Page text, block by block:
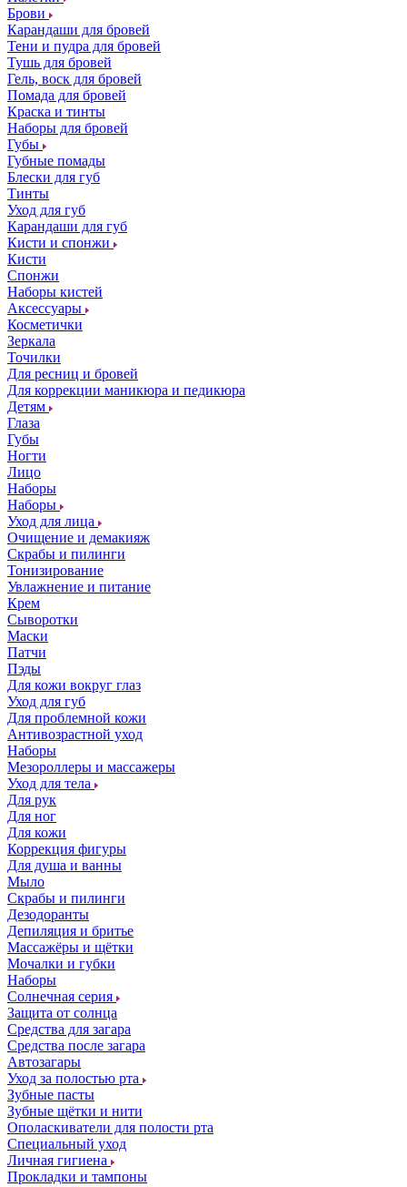
Брови
Карандаши для бровей
Тени и пудра для бровей
Тушь для бровей
Гель, воск для бровей
Помада для бровей
Краска и тинты
Наборы для бровей
Губы
Губные помады
Блески для губ
Тинты
Уход для губ
Карандаши для губ
Кисти и спонжи
Кисти
Спонжи
Наборы кистей
Аксессуары
Косметички
Зеркала
Точилки
Для ресниц и бровей
Для коррекции маникюра и педикюра
Детям
Глаза
Губы
Ногти
Лицо
Наборы
Наборы
Уход для лица
Очищение и демакияж
Скрабы и пилинги
Тонизирование
Увлажнение и питание
Крем
Сыворотки
Маски
Патчи
Пэды
Для кожи вокруг глаз
Уход для губ
Для проблемной кожи
Антивозрастной уход
Наборы
Мезороллеры и массажеры
Уход для тела
Для рук
Для ног
Для кожи
Коррекция фигуры
Для душа и ванны
Мыло
Скрабы и пилинги
Дезодоранты
Депиляция и бритье
Массажёры и щётки
Мочалки и губки
Наборы
Солнечная серия
Защита от солнца
Средства для загара
Средства после загара
Автозагары
Уход за полостью рта
Зубные пасты
Зубные щётки и нити
Ополаскиватели для полости рта
Специальный уход
Личная гигиена
Прокладки и тампоны